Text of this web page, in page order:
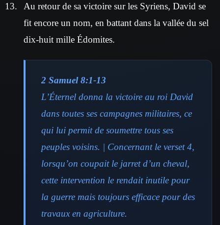
Au retour de sa victoire sur les Syriens, David se
fit encore un nom, en battant dans la vallée du sel
dix-huit mille Édomites.
2 Samuel 8:1-13
L’Éternel donna la victoire au roi David
dans toutes ses campagnes militaires, ce
qui lui permit de soumettre tous ses
peuples voisins. | Concernant le verset 4,
lorsqu’on coupait le jarret d’un cheval,
cette intervention le rendait inutile pour
la guerre mais toujours efficace pour des
travaux en agriculture.